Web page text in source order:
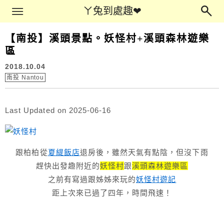
ㄚ兔到處趣❤
Main Menu
【南投】溪頭景點。妖怪村+溪頭森林遊樂
區
2018.10.04
南投 Nantou
Last Updated on 2025-06-16
跟柏柏從夏緹飯店退房後，雖然天氣有點陰，但沒下雨
趕快出發趣附近的妖怪村跟溪頭森林遊樂區
之前有寫過跟姊姊來玩的妖怪村遊記
距上次來已過了四年，時間飛速！